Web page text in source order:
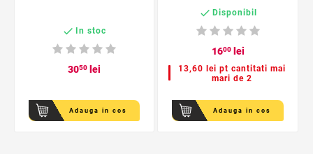
 In stoc
3050lei
Adauga in cos
 Disponibil
1600lei
13,60 lei pt cantitati mai
mari de 2
Adauga in cos